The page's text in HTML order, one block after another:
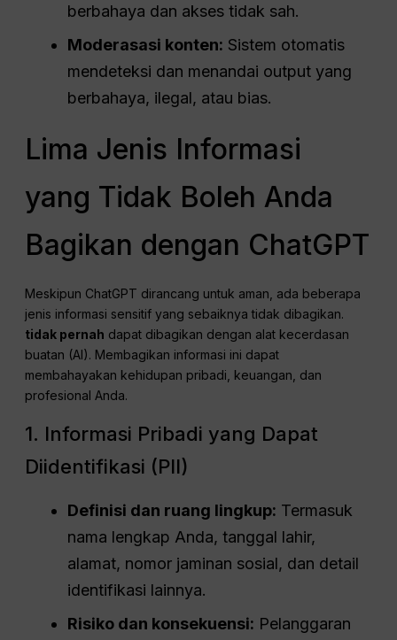
berbahaya dan akses tidak sah.
Moderasasi konten: Sistem otomatis
mendeteksi dan menandai output yang
berbahaya, ilegal, atau bias.
Lima Jenis Informasi
yang Tidak Boleh Anda
Bagikan dengan ChatGPT
Meskipun ChatGPT dirancang untuk aman, ada beberapa
jenis informasi sensitif yang sebaiknya tidak dibagikan.
tidak pernah dapat dibagikan dengan alat kecerdasan
buatan (AI). Membagikan informasi ini dapat
membahayakan kehidupan pribadi, keuangan, dan
profesional Anda.
1. Informasi Pribadi yang Dapat
Diidentifikasi (PII)
Definisi dan ruang lingkup: Termasuk
nama lengkap Anda, tanggal lahir,
alamat, nomor jaminan sosial, dan detail
identifikasi lainnya.
Risiko dan konsekuensi: Pelanggaran